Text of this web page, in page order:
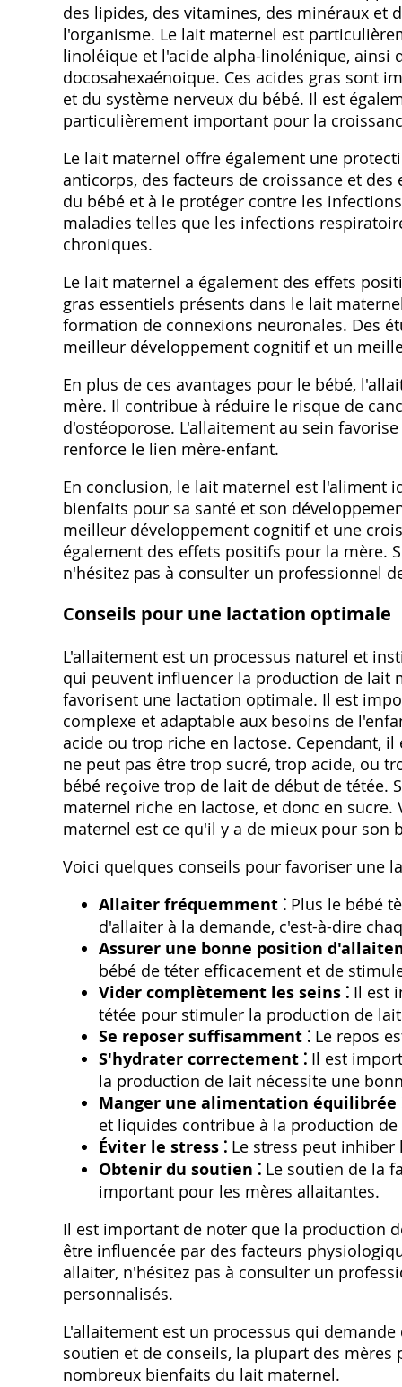
des lipides, des vitamines, des minéraux et
l'organisme. Le lait maternel est
linoléique et l'acide alpha-linolénique, ainsi
docosahexaénoique. Ces acides gras sont
et du système nerveux du bébé. Il est
particulièrement important pour la
Le lait maternel offre également une
anticorps, des facteurs de croissance et
du bébé et à le protéger contre les
maladies telles que les infections
chroniques.
Le lait maternel a également des effets
gras essentiels présents dans le lait
formation de connexions neuronales. Des
meilleur développement cognitif et un
En plus de ces avantages pour le bébé,
mère. Il contribue à réduire le risque de
d'ostéoporose. L'allaitement au sein
renforce le lien mère-enfant.
En conclusion, le lait maternel est l'aliment
bienfaits pour sa santé et son
meilleur développement cognitif et une
également des effets positifs pour la mère.
n'hésitez pas à consulter un professionnel
Conseils pour une lactation optimale
L'allaitement est un processus naturel et
qui peuvent influencer la production de lait
favorisent une lactation optimale. Il est
complexe et adaptable aux besoins de
acide ou trop riche en lactose. Cependant,
ne peut pas être trop sucré, trop acide, ou
bébé reçoive trop de lait de début de tétée.
maternel riche en lactose, et donc en
maternel est ce qu'il y a de mieux pour son
Voici quelques conseils pour favoriser une
Allaiter fréquemment ⁚ Plus le bébé
d'allaiter à la demande, c'est-à-dire
Assurer une bonne position
bébé de téter efficacement et de
Vider complètement les seins ⁚ Il est
tétée pour stimuler la production de
Se reposer suffisamment ⁚ Le repos
S'hydrater correctement ⁚ Il est
la production de lait nécessite une
Manger une alimentation équilibrée
et liquides contribue à la production
Éviter le stress ⁚ Le stress peut
Obtenir du soutien ⁚ Le soutien de la
important pour les mères allaitantes.
Il est important de noter que la production
être influencée par des facteurs
allaiter, n'hésitez pas à consulter un
personnalisés.
L'allaitement est un processus qui
soutien et de conseils, la plupart des
nombreux bienfaits du lait maternel.